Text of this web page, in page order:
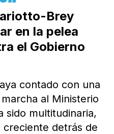
Brey
en la pelea
el Gobierno
contado con una
al Ministerio
sido multitudinaria,
creciente detrás de